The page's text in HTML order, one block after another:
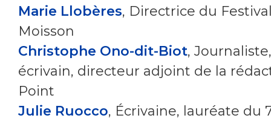
Marie Llobères, Directrice du
Moisson
Christophe Ono-dit-Biot, Journaliste,
écrivain, directeur adjoint de la
Point
Julie Ruocco, Écrivaine, lauréate du